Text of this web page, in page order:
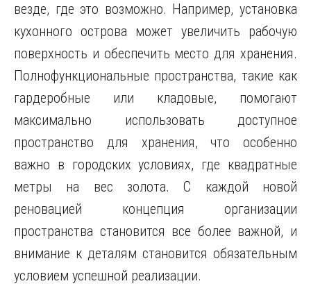
везде, где это возможно. Например, установка
кухонного острова может увеличить рабочую
поверхность и обеспечить место для хранения.
Полнофункциональные пространства, такие как
гардеробные или кладовые, помогают
максимально использовать доступное
пространство для хранения, что особенно
важно в городских условиях, где квадратные
метры на вес золота. С каждой новой
реновацией концепция организации
пространства становится все более важной, и
внимание к деталям становится обязательным
условием успешной реализации.